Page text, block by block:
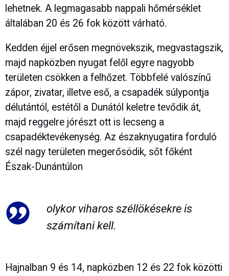
lehetnek. A legmagasabb nappali hőmérséklet
általában 20 és 26 fok között várható.
Kedden éjjel erősen megnövekszik, megvastagszik,
majd napközben nyugat felől egyre nagyobb
területen csökken a felhőzet. Többfelé valószínű
zápor, zivatar, illetve eső, a csapadék súlypontja
délutántól, estétől a Dunától keletre tevődik át,
majd reggelre jórészt ott is lecseng a
csapadéktevékenység. Az északnyugatira forduló
szél nagy területen megerősödik, sőt főként
Észak-Dunántúlon
olykor viharos széllökésekre is
számítani kell.
Hajnalban 9 és 14, napközben 12 és 22 fok közötti